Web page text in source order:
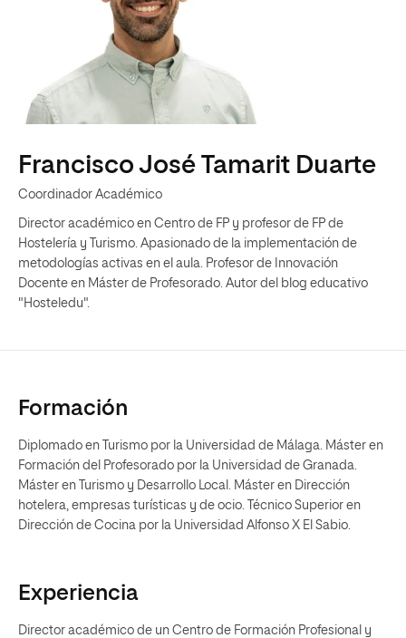
Francisco José Tamarit Duarte
Coordinador Académico
Director académico en Centro de FP y profesor de FP de
Hostelería y Turismo. Apasionado de la implementación de
metodologías activas en el aula. Profesor de Innovación
Docente en Máster de Profesorado. Autor del blog educativo
"Hosteledu".
Formación
Diplomado en Turismo por la Universidad de Málaga. Máster en
Formación del Profesorado por la Universidad de Granada.
Máster en Turismo y Desarrollo Local. Máster en Dirección
hotelera, empresas turísticas y de ocio. Técnico Superior en
Dirección de Cocina por la Universidad Alfonso X El Sabio.
Experiencia
Director académico de un Centro de Formación Profesional y